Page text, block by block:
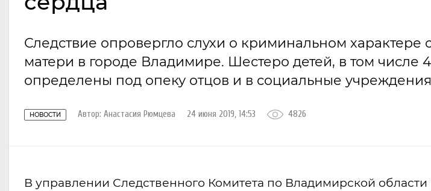
Следствие опровергло слухи о криминальном характере
матери в городе Владимире. Шестеро детей, в том
определены под опеку отцов и в социальные учреждения
НОВОСТИ Автор: Анастасия Рюмцева 24 июня 2019, 14:53 4826
В управлении Следственного Комитета по Владимирской области